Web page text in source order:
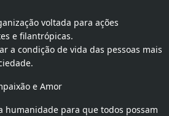
voltada para ações
e filantrópicas.
a condição de vida das pessoas mais
e Amor
humanidade para que todos possam